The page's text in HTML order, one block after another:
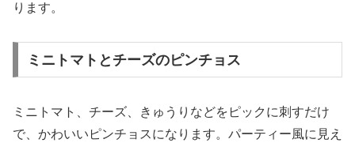
ります。
ミニトマトとチーズのピンチョス
ミニトマト、チーズ、きゅうりなどをピックに刺すだけ
で、かわいいピンチョスになります。パーティー風に見え